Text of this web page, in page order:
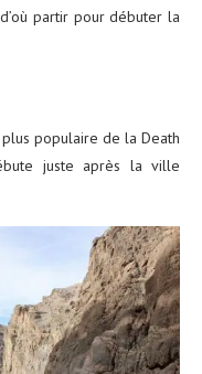
partir pour débuter la
populaire de la Death
juste après la ville